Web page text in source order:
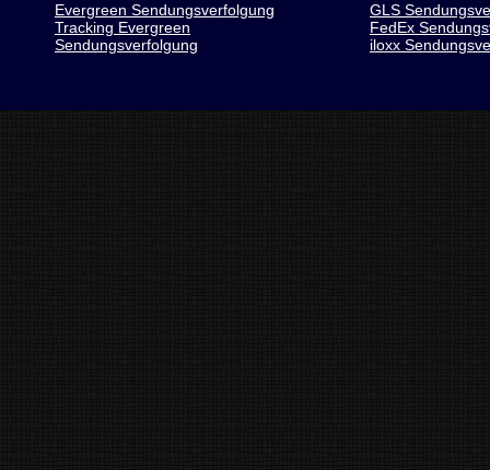
Evergreen Sendungsverfolgung
Tracking Evergreen
Sendungsverfolgung
GLS
FedEx
iloxx